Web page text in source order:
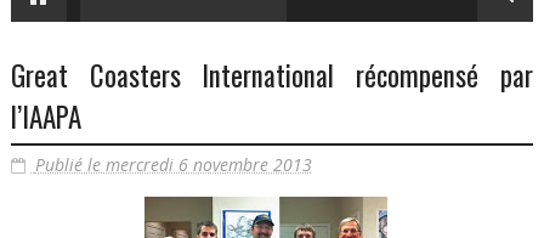
Great Coasters International récompensé par
l’IAAPA
Publié le mercredi 6 novembre 2013